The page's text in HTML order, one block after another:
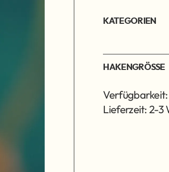
KATEGORIEN
HAKENGRÖSSE
Lieferzeit: 2-3